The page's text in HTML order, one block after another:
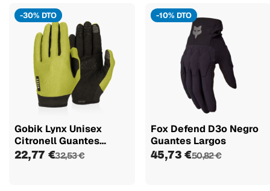
-30% DTO
Gobik Lynx Unisex
Citronell Guantes
Largos
22,77 €32,53 €
-10% DTO
Fox Defend D3o Negro
Guantes Largos
45,73 €50,82 €